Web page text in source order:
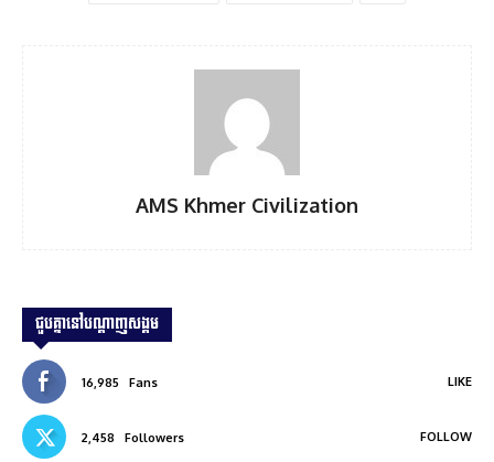
AMS Khmer Civilization
ជួបគ្នានៅបណ្ដាញសង្គម
16,985 Fans LIKE
2,458 Followers FOLLOW